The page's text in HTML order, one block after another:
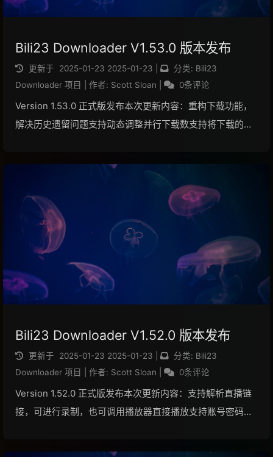
Bili23 Downloader V1.53.0 版本发布
更新于 2025-01-23 2025-01-23 分类: Bili23
Downloader 项目
作者: Scott Sloan 0条评论
Version 1.53.0 正式版发布本次更新内容：重构下载功能，
解决历史遗留问题支持动态调整并行下载数支持将下载的
阅读全文...
Bili23 Downloader V1.52.0 版本发布
更新于 2025-01-23 2025-01-23 分类: Bili23
Downloader 项目
作者: Scott Sloan 0条评论
Version 1.52.0 正式版发布本次更新内容：支持解析直播链
接，可进行录制，也可调用播放器直接播放支持账号密码登